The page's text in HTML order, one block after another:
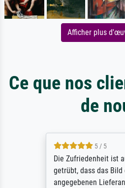
Afficher plus
Ce que nos
de
5 / 5
Die Zufriedenheit ist
getrübt, dass das Bild
angegebenen